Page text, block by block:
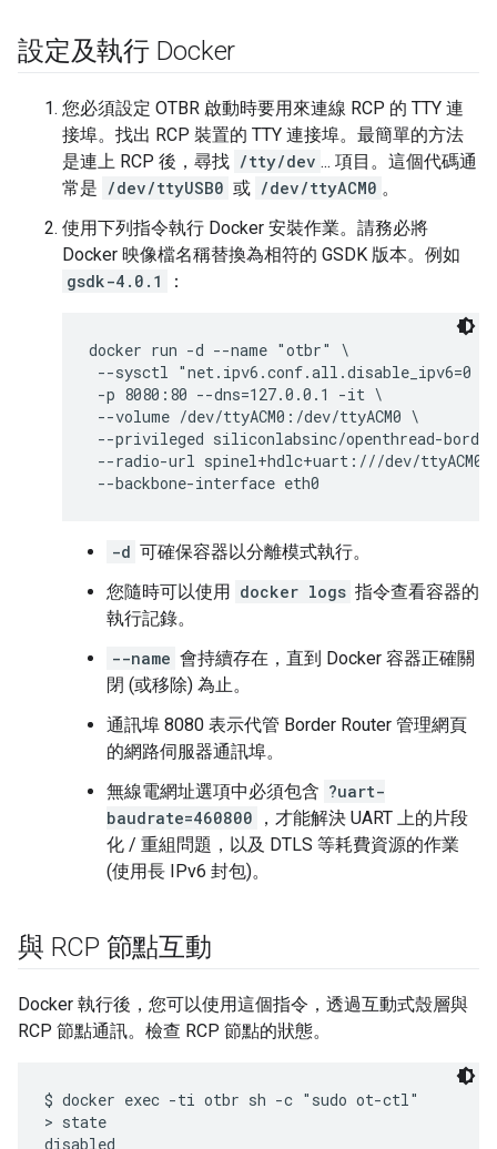
設定及執行 Docker
您必須設定 OTBR 啟動時要用來連線 RCP 的 TTY 連
接埠。找出 RCP 裝置的 TTY 連接埠。最簡單的方法
是連上 RCP 後，尋找 /tty/dev ... 項目。這個代碼通
常是 /dev/ttyUSB0 或 /dev/ttyACM0 。
使用下列指令執行 Docker 安裝作業。請務必將
Docker 映像檔名稱替換為相符的 GSDK 版本。例如
gsdk-4.0.1
：
docker run -d --name "otbr" \
--sysctl "net.ipv6.conf.all.disable_ipv6=0
-p 8080:80 --dns=127.0.0.1 -it \
--volume /dev/ttyACM0:/dev/ttyACM0 \
--privileged siliconlabsinc/openthread-
--radio-url spinel+hdlc+uart:///dev/
-d 可確保容器以分離模式執行。
您隨時可以使用 docker logs 指令查看容器的
執行記錄。
--name 會持續存在，直到 Docker 容器正確關
閉 (或移除) 為止。
通訊埠 8080 表示代管 Border Router 管理網頁
的網路伺服器通訊埠。
無線電網址選項中必須包含 ?uart-
baudrate=460800
，才能解決 UART 上的片段
化 / 重組問題，以及 DTLS 等耗費資源的作業
(使用長 IPv6 封包)。
與 RCP 節點互動
Docker 執行後，您可以使用這個指令，透過互動式殼層與
RCP 節點通訊。檢查 RCP 節點的狀態。
$ docker exec -ti otbr sh -c "sudo ot-ctl"
> state
disabled